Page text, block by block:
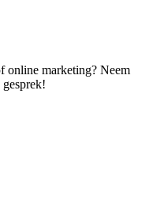
online marketing? Neem